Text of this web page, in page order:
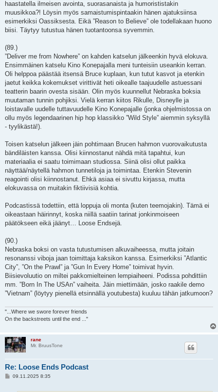
haastatella ilmeisen avointa, suorasanaista ja humorististakin
muusikkoa?! Löysin myös samaistumispintaakin hänen ajatuksiinsa
esimerkiksi Oassiksesta. Eikä ”Reason to Believe” ole todellakaan huono
biisi. Täytyy tutustua hänen tuotantoonsa syvemmin.
(89.)
”Deliver me from Nowhere” on kahden katselun jälkeenkin hyvä elokuva.
Ensimmäinen katselu Kino Konepajalla meni tunteisiin useankin kerran.
Oli helppoa päästää itsensä Bruce kuplaan, kun tutut kasvot ja etenkin
jaetut keikka kokemukset virittivät heti oikealle taajuudelle astuessani
teatterin baarin ovesta sisään. Olin myös kuunnellut Nebraska boksia
muutaman tunnin pohjiksi. Vielä kerran kiitos Rikulle, Disneylle ja
loistavalle uudelle tuttavuudelle Kino Konepajalle (jonka ohjelmistossa on
ollu myös legendaarinen hip hop klassikko ”Wild Style” aiemmin syksyllä
- tyylikästä!).
Toisen katselun jälkeen jäin pohtimaan Brucen hahmon vuorovaikutusta
bändiläisten kanssa. Olisi kiinnostanut nähdä mitä tapahtui, kun
materiaalia ei saatu toimimaan studiossa. Siinä olisi ollut paikka
näyttää/näytellä hahmon tunnetiloja ja toimintaa. Etenkin Stevenin
reagointi olisi kiinnostanut. Ehkä asiaa ei sivuttu kirjassa, mutta
elokuvassa on muitakin fiktiivisiä kohtia.
Podcastissä todettiin, että loppuja oli monta (kuten teemojakin). Tämä ei
oikeastaan häirinnyt, koska niillä saatiin tarinat jonkinmoiseen
päätökseen eikä jäänyt… Loose Endsejä.
(90.)
Nebraska boksi on vasta tutustumisen alkuvaiheessa, mutta joitain
resonanssi viboja jaan toimittaja kaksikon kanssa. Esimerkiksi ”Atlantic
City”, ”On the Prawl” ja ”Gun In Every Home” toimivat hyvin.
Biisievoluutio on miltei pakkomielteinen lempiaiheeni. Podissa pohdittiin
mm. ”Born In The USAn” vaiheita. Jäin miettimään, josko raakile demo
”Vietnam” (löytyy pienellä etsinnällä youtubesta) kuuluu tähän jatkumoon?
"...Where we swore forever friends
On the backstreets until the end ..."
rane
Mr. BruusTone
Re: Loose Ends Podcast
V09.11.2025 8:35